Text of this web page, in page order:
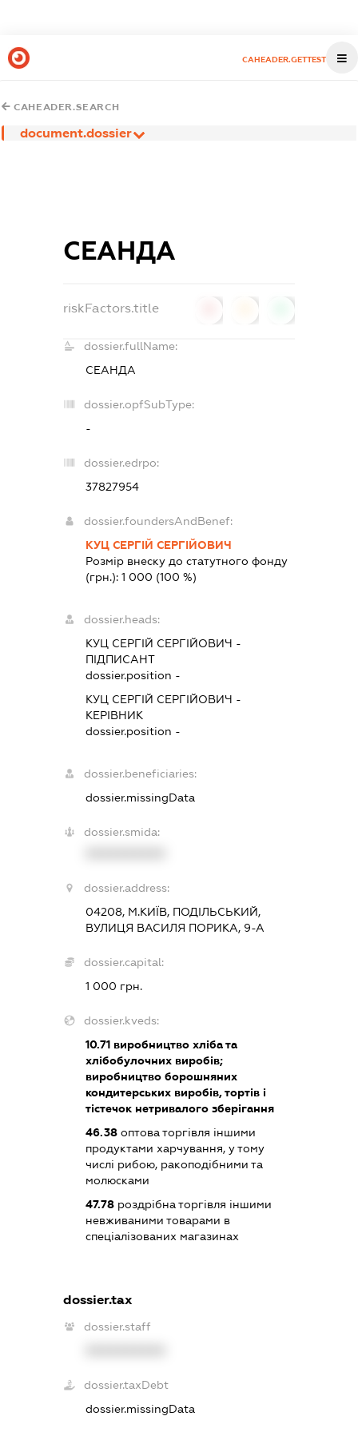
CAHEADER.GETTEST
CAHEADER.SEARCH
document.dossier
СЕАНДА
riskFactors.title
dossier.fullName:
СЕАНДА
dossier.opfSubType:
-
dossier.edrpo:
37827954
dossier.foundersAndBenef:
КУЦ СЕРГІЙ СЕРГІЙОВИЧ
Розмір внеску до статутного фонду
(грн.): 1 000 (100 %)
dossier.heads:
КУЦ СЕРГІЙ СЕРГІЙОВИЧ -
ПІДПИСАНТ
dossier.position -
КУЦ СЕРГІЙ СЕРГІЙОВИЧ -
КЕРІВНИК
dossier.position -
dossier.beneficiaries:
dossier.missingData
dossier.smida:
dossier.address:
04208, М.КИЇВ, ПОДІЛЬСЬКИЙ,
ВУЛИЦЯ ВАСИЛЯ ПОРИКА, 9-А
dossier.capital:
1 000 грн.
dossier.kveds:
10.71виробництво хліба та
хлібобулочних виробів;
виробництво борошняних
кондитерських виробів, тортів і
тістечок нетривалого зберігання
46.38оптова торгівля іншими
продуктами харчування, у тому
числі рибою, ракоподібними та
молюсками
47.78роздрібна торгівля іншими
невживаними товарами в
спеціалізованих магазинах
dossier.tax
dossier.staff
dossier.taxDebt
dossier.missingData